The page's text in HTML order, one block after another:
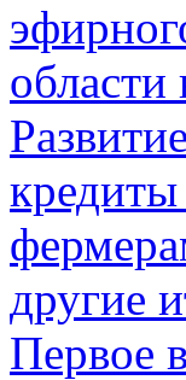
области
кредиты
другие
Первое